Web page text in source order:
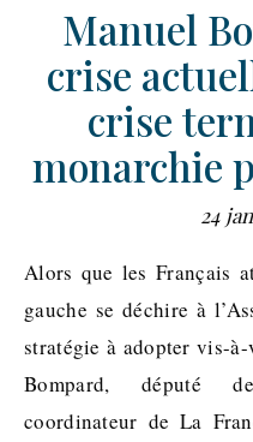
Manuel
crise
crise
monarchie
24
Alors que les Français attendent un budget et que la
gauche se déchire à
stratégie à adopter vis-
Bompard, député
coordinateur de La